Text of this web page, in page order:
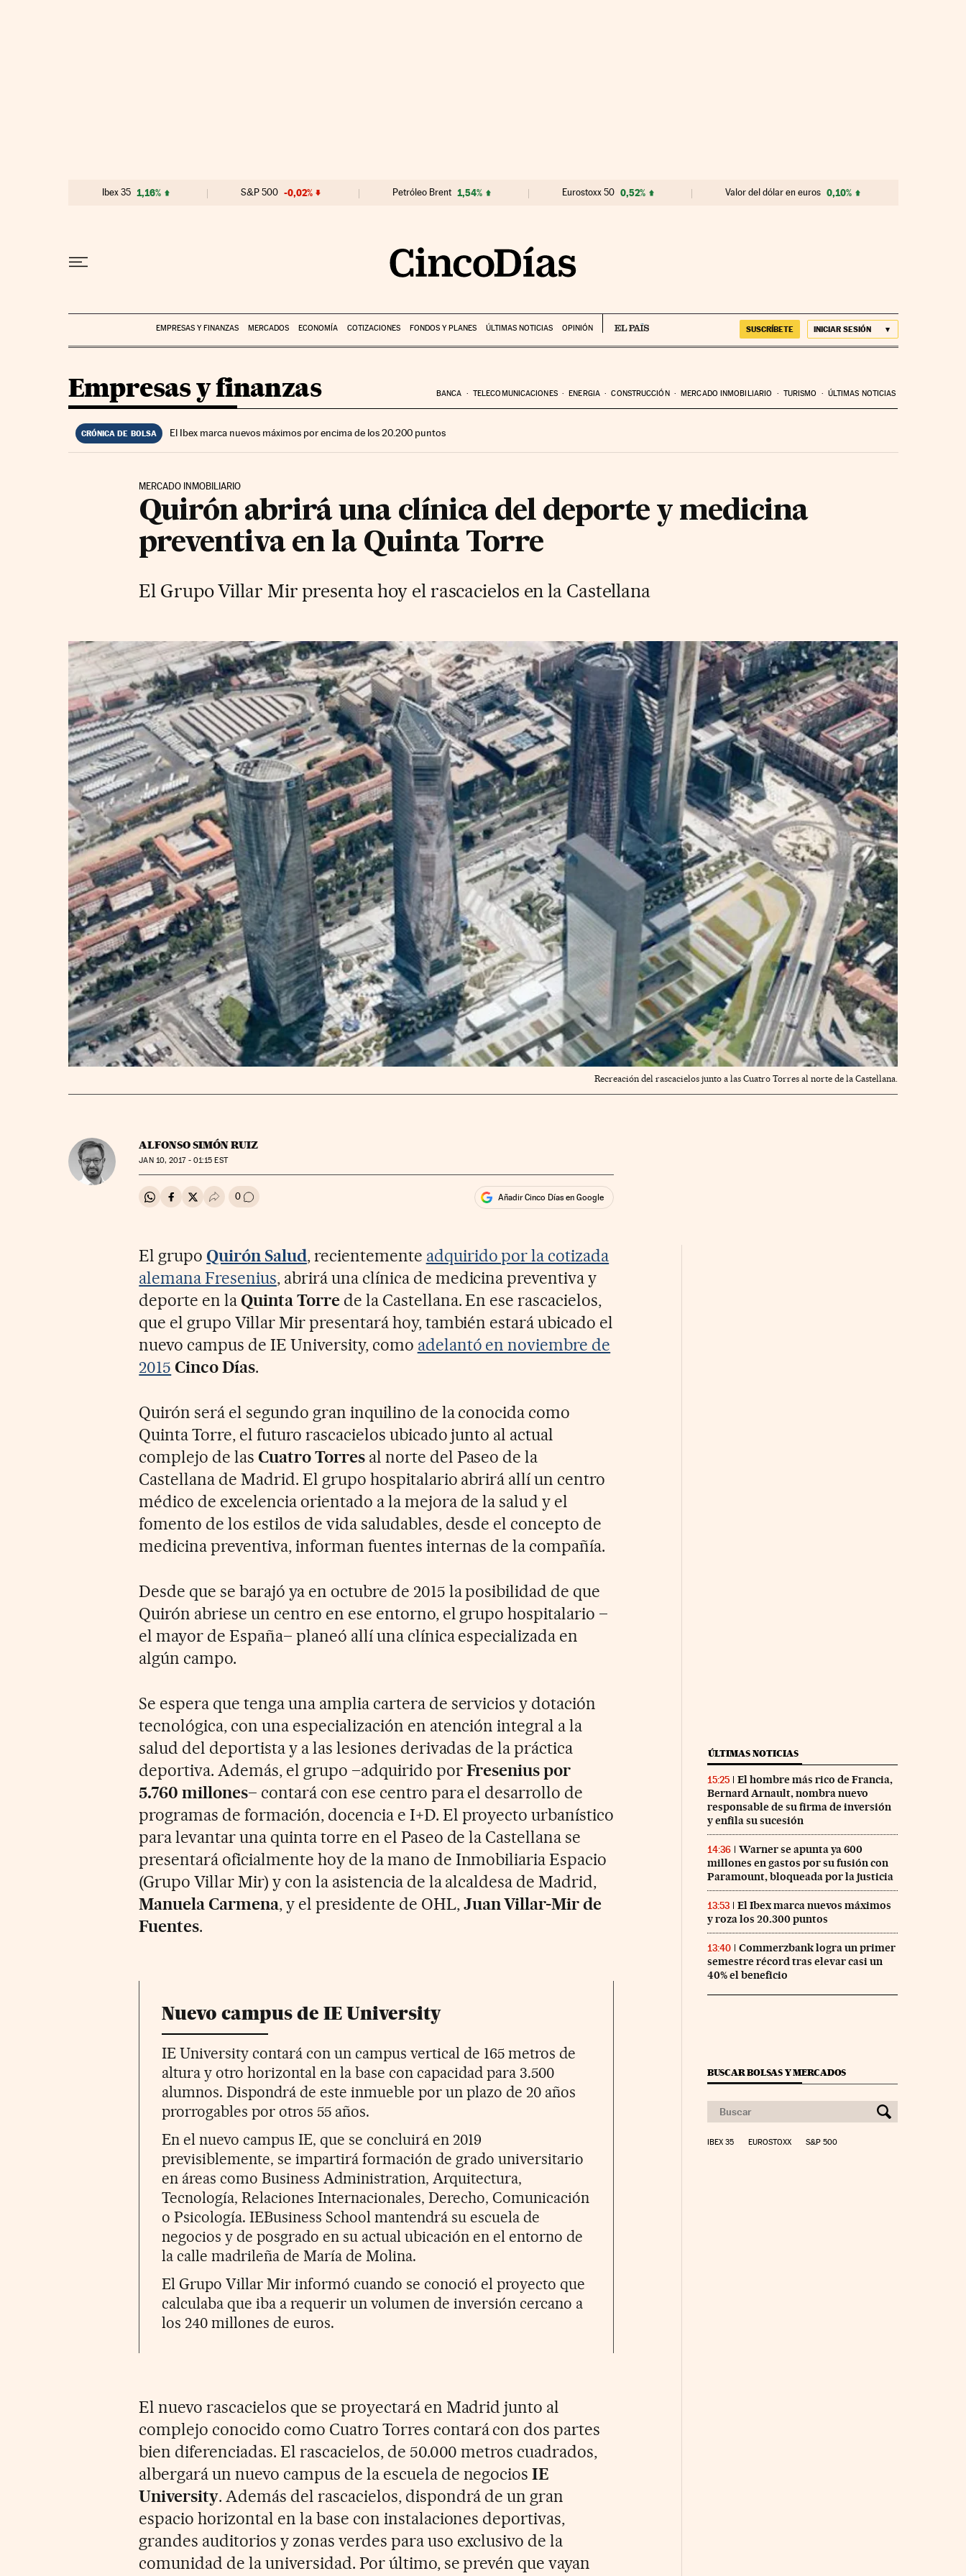
Ibex 35 1,16% S&P 500 -0,02% Petróleo Brent 1,54% Eurostoxx 50 0,52% Valor del dólar en euros 0,10%
EMPRESAS Y FINANZAS MERCADOS ECONOMÍA COTIZACIONES FONDOS Y PLANES ÚLTIMAS NOTICIAS OPINIÓN SUSCRÍBETE INICIAR SESIÓN
Empresas y finanzas BANCA TELECOMUNICACIONES ENERGIA CONSTRUCCIÓN MERCADO INMOBILIARIO TURISMO ÚLTIMAS NOTICIAS
CRÓNICA DE BOLSA El Ibex marca nuevos máximos por encima de los 20.200 puntos
MERCADO INMOBILIARIO
Quirón abrirá una clínica del deporte y medicina
preventiva en la Quinta Torre
El Grupo Villar Mir presenta hoy el rascacielos en la Castellana
Recreación del rascacielos junto a las Cuatro Torres al norte de la Castellana.
ALFONSO SIMÓN RUIZ
JAN 10, 2017 - 01:15 EST
Compartir en Whatsapp
Compartir en Facebook
Compartir en Twitter
Desplegar Redes Sociales
0 Ir a los comentarios Añadir Cinco Días en Google
El grupo Quirón Salud, recientemente adquirido por la cotizada
alemana Fresenius, abrirá una clínica de medicina preventiva y
deporte en la Quinta Torrede la Castellana. En ese rascacielos,
que el grupo Villar Mir presentará hoy, también estará ubicado el
nuevo campus de IE University, como adelantó en noviembre de
2015 Cinco Días.
Quirón será el segundo gran inquilino de la conocida como
Quinta Torre, el futuro rascacielos ubicado junto al actual
complejo de las Cuatro Torresal norte del Paseo de la
Castellana de Madrid. El grupo hospitalario abrirá allí un centro
médico de excelencia orientado a la mejora de la salud y el
fomento de los estilos de vida saludables, desde el concepto de
medicina preventiva, informan fuentes internas de la compañía.
Desde que se barajó ya en octubre de 2015 la posibilidad de que
Quirón abriese un centro en ese entorno, el grupo hospitalario –
el mayor de España– planeó allí una clínica especializada en
algún campo.
Se espera que tenga una amplia cartera de servicios y dotación
tecnológica, con una especialización en atención integral a la
salud del deportista y a las lesiones derivadas de la práctica
deportiva. Además, el grupo –adquirido porFresenius por
5.760 millones– contará con ese centro para el desarrollo de
programas de formación, docencia e I+D. El proyecto urbanístico
para levantar una quinta torre en el Paseo de la Castellana se
presentará oficialmente hoy de la mano de Inmobiliaria Espacio
(Grupo Villar Mir) y con la asistencia de la alcaldesa de Madrid,
Manuela Carmena, y el presidente de OHL,Juan Villar-Mir de
Fuentes.
Nuevo campus de IE University
IE University contará con un campus vertical de 165 metros de
altura y otro horizontal en la base con capacidad para 3.500
alumnos. Dispondrá de este inmueble por un plazo de 20 años
prorrogables por otros 55 años.
En el nuevo campus IE, que se concluirá en 2019
previsiblemente, se impartirá formación de grado universitario
en áreas como Business Administration, Arquitectura,
Tecnología, Relaciones Internacionales, Derecho, Comunicación
o Psicología. IEBusiness School mantendrá su escuela de
negocios y de posgrado en su actual ubicación en el entorno de
la calle madrileña de María de Molina.
El Grupo Villar Mir informó cuando se conoció el proyecto que
calculaba que iba a requerir un volumen de inversión cercano a
los 240 millones de euros.
El nuevo rascacielos que se proyectará en Madrid junto al
complejo conocido como Cuatro Torres contará con dos partes
bien diferenciadas. El rascacielos, de 50.000 metros cuadrados,
albergará un nuevo campus de la escuela de negocios IE
University. Además del rascacielos, dispondrá de un gran
espacio horizontal en la base con instalaciones deportivas,
grandes auditorios y zonas verdes para uso exclusivo de la
comunidad de la universidad. Por último, se prevén que vayan
ÚLTIMAS NOTICIAS
15:25
El hombre más rico de Francia,
Bernard Arnault, nombra nuevo
responsable de su firma de inversión
y enfila su sucesión
14:36
Warner se apunta ya 600
millones en gastos por su fusión con
Paramount, bloqueada por la justicia
13:53
El Ibex marca nuevos máximos
y roza los 20.300 puntos
13:40
Commerzbank logra un primer
semestre récord tras elevar casi un
40% el beneficio
BUSCAR BOLSAS Y MERCADOS
IBEX 35 EUROSTOXX S&P 500